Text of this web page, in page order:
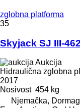
zglobna platforma
35
Skyjack SJ III-
Aukcija
Hidraulična zglobna
2017
Nosivost 454 kg
Njemačka,